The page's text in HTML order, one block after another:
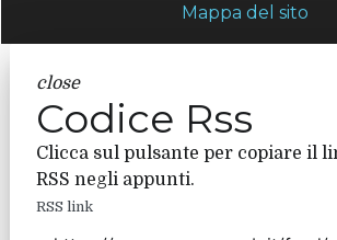
Mappa del sito
close
Codice Rss
Clicca sul pulsante per copiare il
RSS negli appunti.
RSS link